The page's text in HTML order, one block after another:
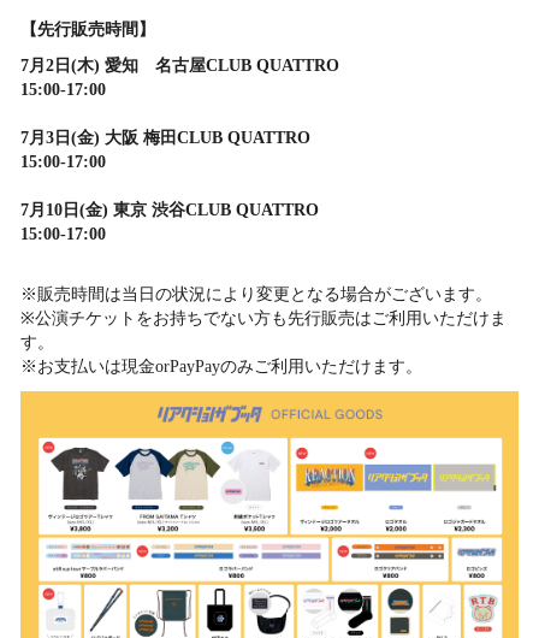
【先行販売時間】
7月2日(木) 愛知 名古屋CLUB QUATTRO
15:00-17:00
7月3日(金) 大阪 梅田CLUB QUATTRO
15:00-17:00
7月10日(金) 東京 渋谷CLUB QUATTRO
15:00-17:00
※販売時間は当日の状況により変更となる場合がございます。
※公演チケットをお持ちでない方も先行販売はご利用いただけま
す。
※お支払いは現金orPayPayのみご利用いただけます。